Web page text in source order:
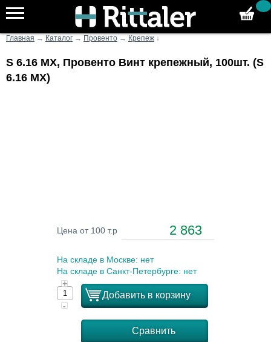
Главная → Каталог → Провенто → Крепеж ↓
S 6.16 MX, Провенто Винт крепежный, 100шт. (S
6.16 MX)
Цена от 100 т.р 2 863
На складе в Москве: нет
На складе в Санкт-Петербурге: нет
+
-
Добавить в корзину
Сравнить